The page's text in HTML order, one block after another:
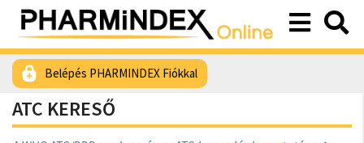
Belépés PHARMINDEX Fiókkal
ATC KERESŐ